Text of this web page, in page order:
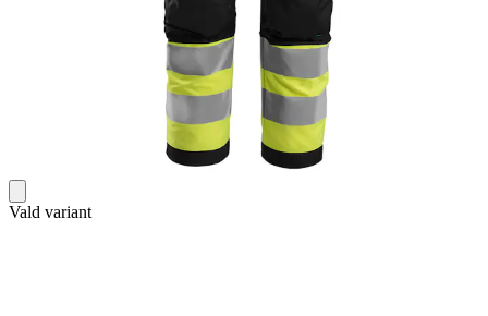
Vald variant